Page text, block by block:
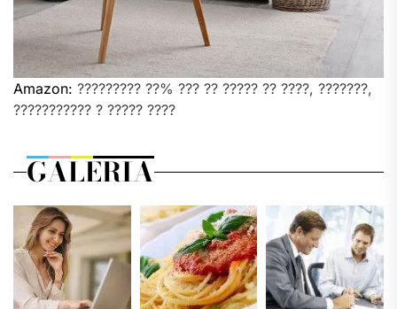
Amazon: ????????? ??% ??? ?? ????? ?? ????, ???????,
??????????? ? ????? ????
GALERIA